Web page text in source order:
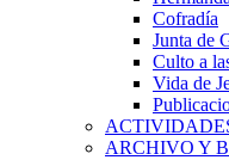
Cofradía
Junta de
Culto a
Vida de
ARCHIVO Y